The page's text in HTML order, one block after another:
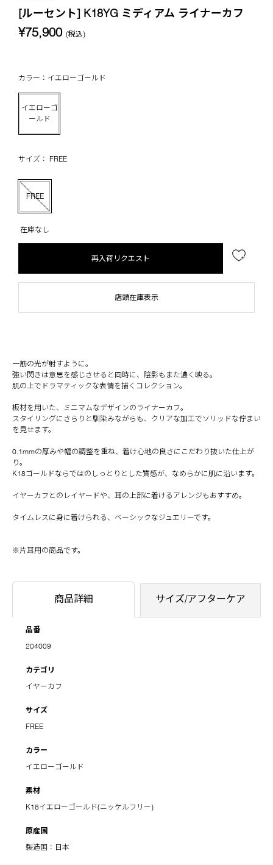
[ルーセント] K18YG ミディアム ライナーカフ
¥75,900 (税込)
カラー：イエローゴールド
イエローゴ
ールド
サイズ： FREE
FREE
在庫なし
再入荷リクエスト
店頭在庫表示
一筋の光が射すように。
強い閃きは意思を感じさせると同時に、陰影もまた濃く映る。
肌の上でドラマティックな表情を描くコレクション。
板材を用いた、ミニマムなデザインのライナーカフ。
スタイリングにさらりと馴染みながらも、クリアな加工でソリッドな佇まい
を見せます。
0.1mmの厚みや幅の調整を重ね、着け心地の良さにこだわり抜いた仕上が
り。
K18ゴールドならではのしっとりとした質感が、なめらかに肌に沿います。
イヤーカフとのレイヤードや、耳の上部に着けるアレンジもおすすめ。
タイムレスに身に着けられる、ベーシックなジュエリーです。
※片耳用の商品です。
商品詳細 サイズ/アフターケア
品番
204009
カテゴリ
イヤーカフ
サイズ
FREE
カラー
イエローゴールド
素材
K18イエローゴールド(ニッケルフリー)
原産国
製造国：日本